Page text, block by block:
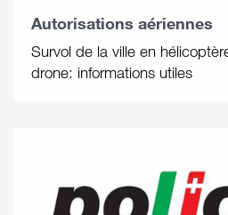
Autorisations aériennes
Survol de la ville en
drone: informations utiles